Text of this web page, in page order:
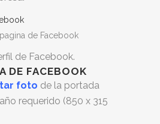
de Facebook
de Facebook.
DE FACEBOOK
foto de la portada
requerido (850 x 315